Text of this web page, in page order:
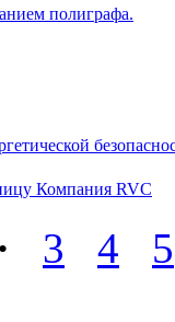
полиграфа.
Компания RVC
3 4 5